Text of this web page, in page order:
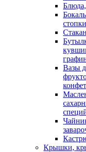
стопки
Вазы
Крышки,